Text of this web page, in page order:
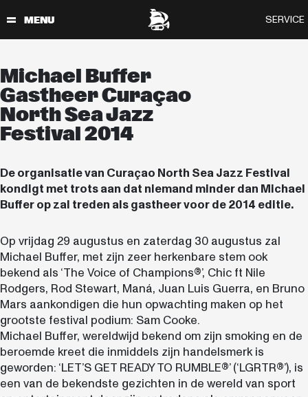
Michael Buffer
Gastheer Curaçao
North Sea Jazz
Festival 2014
De organisatie van Curaçao North Sea Jazz Festival
kondigt met trots aan dat niemand minder dan Michael
Buffer op zal treden als gastheer voor de 2014 editie.
Op vrijdag 29 augustus en zaterdag 30 augustus zal
Michael Buffer, met zijn zeer herkenbare stem ook
bekend als ‘The Voice of Champions®’, Chic ft Nile
Rodgers, Rod Stewart, Maná, Juan Luis Guerra, en Bruno
Mars aankondigen die hun opwachting maken op het
grootste festival podium: Sam Cooke.
Michael Buffer, wereldwijd bekend om zijn smoking en de
beroemde kreet die inmiddels zijn handelsmerk is
geworden: ‘LET’S GET READY TO RUMBLE®’ (‘LGRTR®’), is
een van de bekendste gezichten in de wereld van sport